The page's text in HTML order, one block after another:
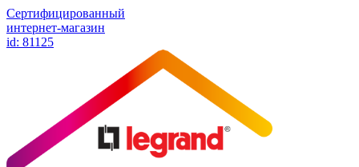
Сертифицированный
интернет-магазин
id: 81125